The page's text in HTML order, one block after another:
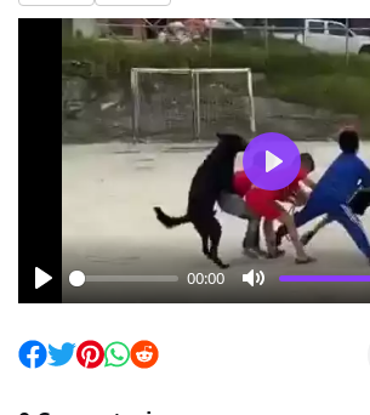
Play
00:00
Mute
Play